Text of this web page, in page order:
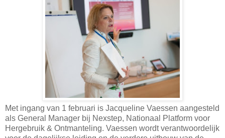
Met ingang van 1 februari is Jacqueline Vaessen aangesteld
als General Manager bij Nexstep, Nationaal Platform voor
Hergebruik & Ontmanteling. Vaessen wordt verantwoordelijk